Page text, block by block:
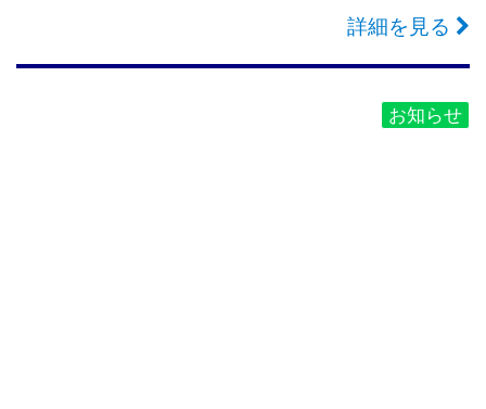
詳細を見る
お知らせ